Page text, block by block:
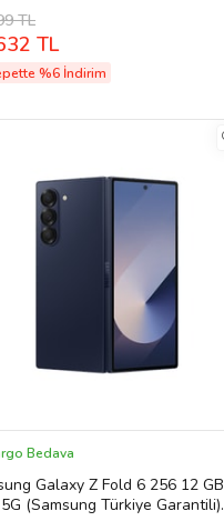
TL
TL
%6 İndirim
Bedava
Galaxy Z Fold 6 256 12 GB
(Samsung Türkiye Garantili)